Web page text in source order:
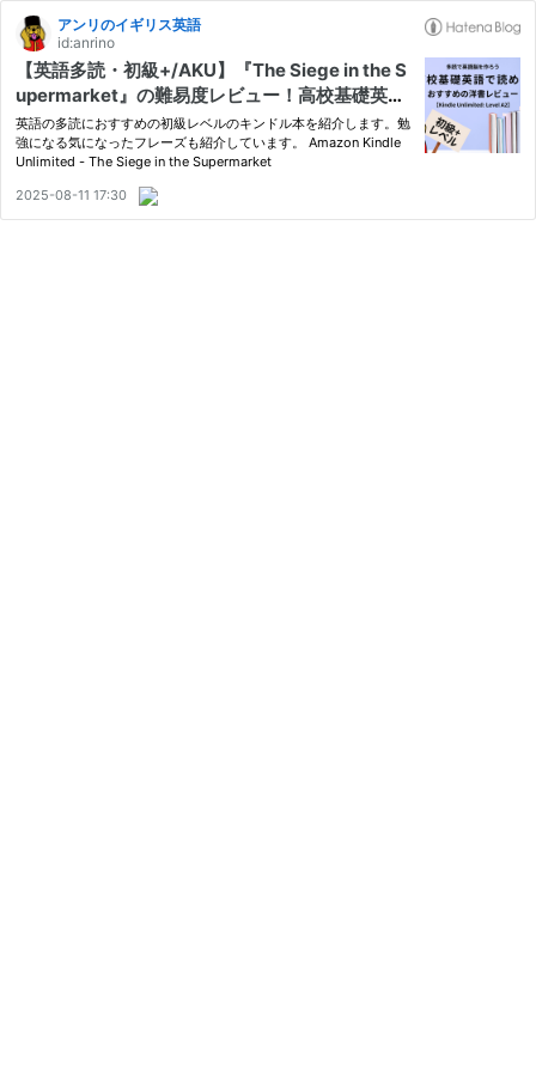
アンリのイギリス英語
id:anrino
【英語多読・初級+/AKU】『The Siege in the S
upermarket』の難易度レビュー！高校基礎英語
で読めるおすすめ洋書
英語の多読におすすめの初級レベルのキンドル本を紹介します。勉
強になる気になったフレーズも紹介しています。 Amazon Kindle
Unlimited - The Siege in the Supermarket
2025-08-11 17:30